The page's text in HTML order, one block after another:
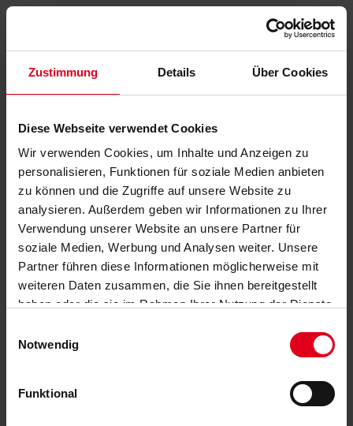
Zustimmung Details Über Cookies
Diese Webseite verwendet Cookies
Wir verwenden Cookies, um Inhalte und Anzeigen zu
personalisieren, Funktionen für soziale Medien anbieten
zu können und die Zugriffe auf unsere Website zu
analysieren. Außerdem geben wir Informationen zu Ihrer
Verwendung unserer Website an unsere Partner für
soziale Medien, Werbung und Analysen weiter. Unsere
Partner führen diese Informationen möglicherweise mit
weiteren Daten zusammen, die Sie ihnen bereitgestellt
haben oder die sie im Rahmen Ihrer Nutzung der Dienste
Notwendig
Funktional